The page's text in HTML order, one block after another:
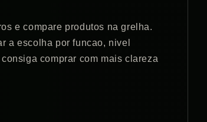
e compare produtos na grelha.
a escolha por funcao, nivel
comprar com mais clareza